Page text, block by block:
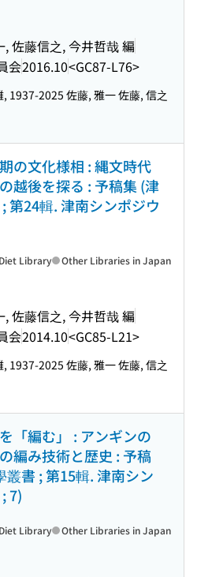
佐藤信之, 今井哲哉 編
会2016.10<GC87-L76>
, 1937-2025 佐藤, 雅一 佐藤, 信之
の文化様相 : 縄文時代
越後を探る : 予稿集 (津
第24輯. 津南シンポジウ
佐藤信之, 今井哲哉 編
会2014.10<GC85-L21>
Library Other Libraries in Japan
, 1937-2025 佐藤, 雅一 佐藤, 信之
「編む」 : アンギンの
編み技術と歴史 : 予稿
叢書 ; 第15輯. 津南シン
7)
Library Other Libraries in Japan